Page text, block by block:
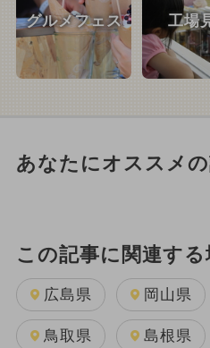
グルメフェス 工場
あなたにオススメ
この記事に関連する
広島県 岡山県
鳥取県 島根県